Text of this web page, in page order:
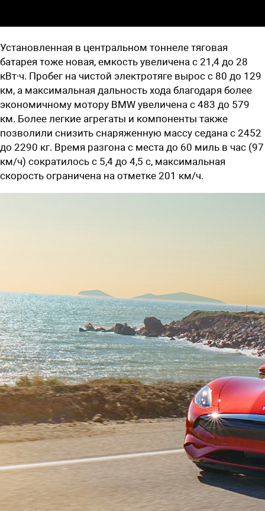
Установленная в центральном тоннеле тяговая
батарея тоже новая, емкость увеличена с 21,4 до 28
кВт∙ч. Пробег на чистой электротяге вырос с 80 до 129
км, а максимальная дальность хода благодаря более
экономичному мотору BMW увеличена с 483 до 579
км. Более легкие агрегаты и компоненты также
позволили снизить снаряженную массу седана с 2452
до 2290 кг. Время разгона с места до 60 миль в час (97
км/ч) сократилось с 5,4 до 4,5 с, максимальная
скорость ограничена на отметке 201 км/ч.